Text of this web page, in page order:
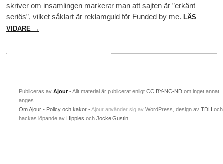
skriver om insamlingen markerar man att sajten är ”erkänt
seriös”, vilket såklart är reklamguld för Funded by me. LÄS
VIDARE →
Publiceras av Ajour • Allt material är publicerat enligt CC BY-NC-ND om inget annat
anges
Om Ajour • Policy och kakor •Ajour använder sig av WordPress , design av TDH och
hackas löpande av Hippies och Jocke Gustin